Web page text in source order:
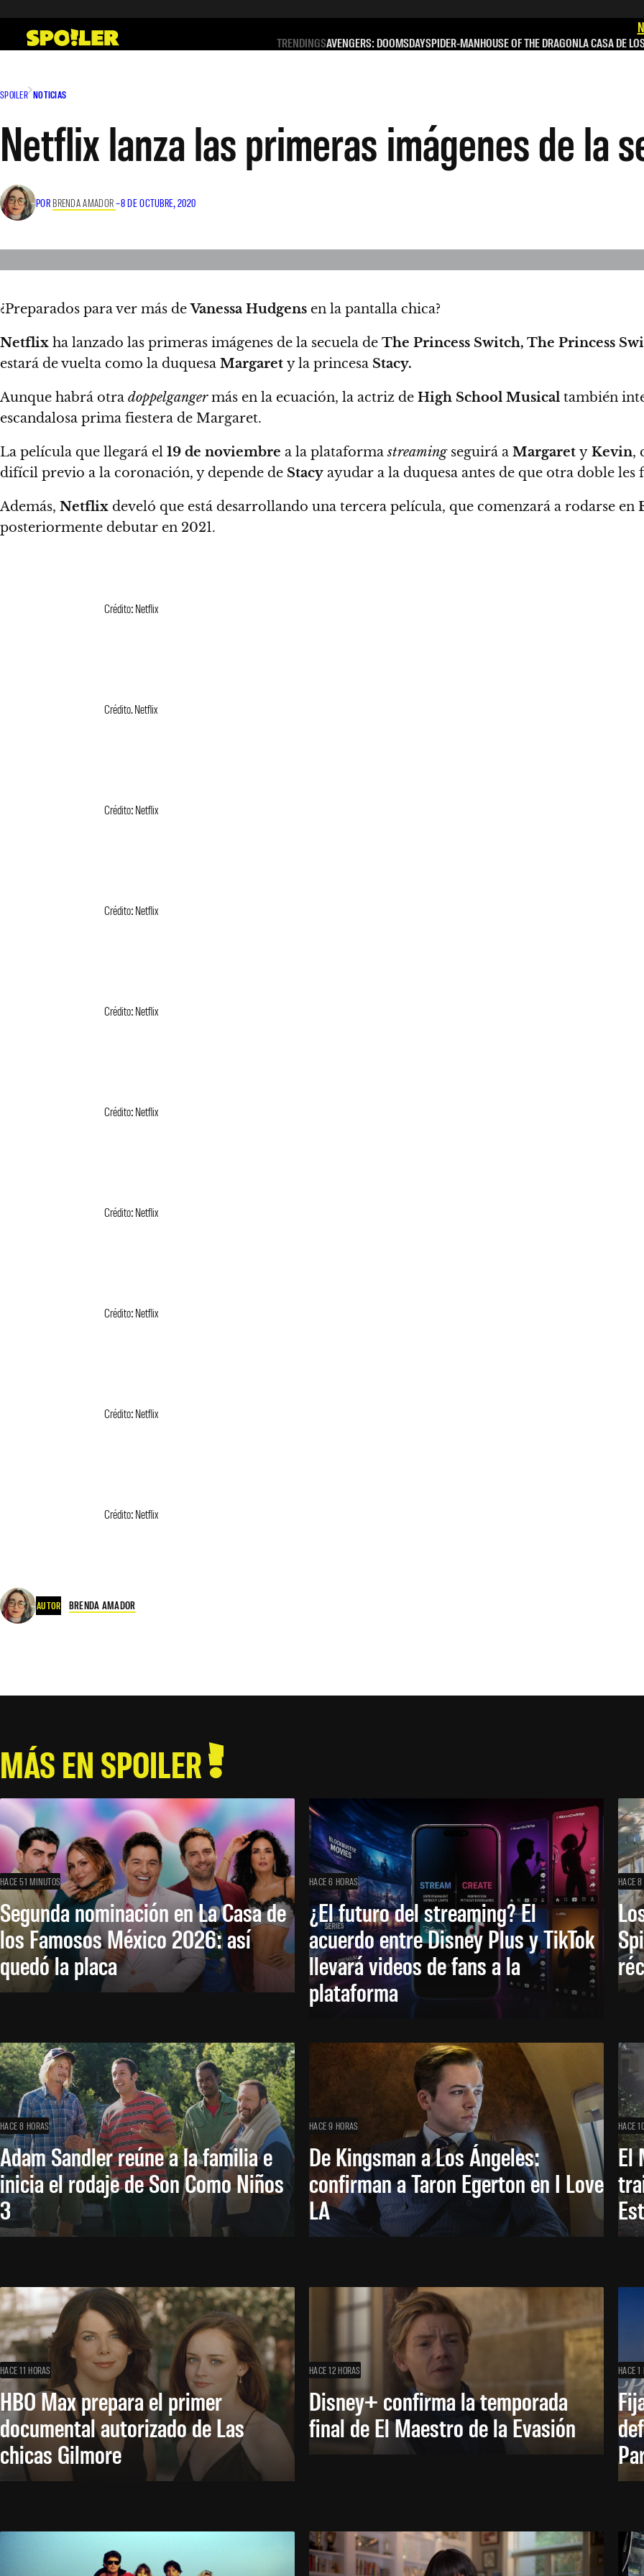
contenido
TRENDINGSAVENGERS: DOOMSDAYSPIDER-MANHOUSE OF THE DRAGONLA CASA DE
SPOILER NOTICIAS
Netflix lanza las primeras imágenes de la
POR BRENDA AMADOR–8 DE OCTUBRE, 2020
¿Preparados para ver más deVanessa Hudgens en la pantalla chica?
Netflix ha lanzado las primeras imágenes de la secuela de The Princess Switch, The Princess
estará de vuelta como la duquesa Margaret y la princesa Stacy.
Aunque habrá otra doppelgangermás en la ecuación, la actriz de High School Musical también
escandalosa prima fiestera de Margaret.
La película que llegará el 19 de noviembre a la plataformastreamingseguirá a Margaret y Kevin,
difícil previo a la coronación, y depende de Stacy ayudar a la duquesa antes de que otra doble les
Además, Netflix develó que está desarrollando una tercera película, que comenzará a rodarse en
posteriormente debutar en 2021.
Crédito: Netflix
Crédito. Netflix
Crédito: Netflix
Crédito: Netflix
Crédito: Netflix
Crédito: Netflix
Crédito: Netflix
Crédito: Netflix
Crédito: Netflix
Crédito: Netflix
AUTOR BRENDA AMADOR
MÁS EN SPOILER
HACE 51 MINUTOS
Segunda nominación en La Casa de
los Famosos México 2026: así
quedó la placa
HACE 6 HORAS
¿El futuro del streaming? El
acuerdo entre Disney Plus y TikTok
llevará videos de fans a la
plataforma
HACE
HACE 8 HORAS
Adam Sandler reúne a la familia e
inicia el rodaje de Son Como Niños
3
HACE 9 HORAS
De Kingsman a Los Ángeles:
confirman a Taron Egerton en I Love
LA
HACE
El
HACE 11 HORAS
HBO Max prepara el primer
documental autorizado de Las
chicas Gilmore
HACE 12 HORAS
Disney+ confirma la temporada
final de El Maestro de la Evasión
HACE 1